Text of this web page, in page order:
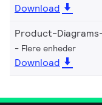
Download
Product-
Flere enheder
Download